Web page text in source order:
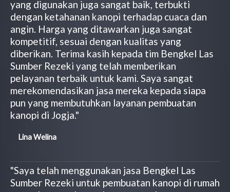
yang digunakan juga sangat baik, terbukti
dengan ketahanan kanopi terhadap cuaca dan
angin. Harga yang ditawarkan juga sangat
kompetitif, sesuai dengan kualitas yang
diberikan. Terima kasih kepada tim Bengkel Las
Sumber Rezeki yang telah memberikan
pelayanan terbaik untuk kami. Saya sangat
merekomendasikan jasa mereka kepada siapa
pun yang membutuhkan layanan pembuatan
kanopi di Jogja."
Lina Welina
"Saya telah menggunakan jasa Bengkel Las
Sumber Rezeki untuk pembuatan kanopi di rumah